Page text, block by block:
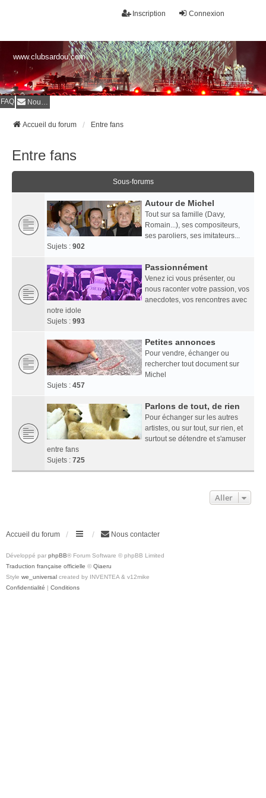
Connexion
Inscription
www.clubsardou.com
FAQ Nous contacter
Accueil du forum Entre fans
Entre fans
Sous-forums
Autour de Michel
Tout sur sa famille (Davy,
Romain...), ses compositeurs,
ses paroliers, ses imitateurs...
Sujets : 902
Passionnément
Venez ici vous présenter, ou
nous raconter votre passion, vos
anecdotes, vos rencontres avec
notre idole
Sujets : 993
Petites annonces
Pour vendre, échanger ou
rechercher tout document sur
Michel
Sujets : 457
Parlons de tout, de rien
Pour échanger sur les autres
artistes, ou sur tout, sur rien, et
surtout se détendre et s'amuser
entre fans
Sujets : 725
Aller
Accueil du forum Nous contacter
Développé par phpBB® Forum Software © phpBB Limited
Traduction française officielle © Qiaeru
Style we_universal created by INVENTEA & v12mike
Confidentialité | Conditions